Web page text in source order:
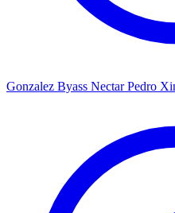
Gonzalez Byass Nectar Pedro